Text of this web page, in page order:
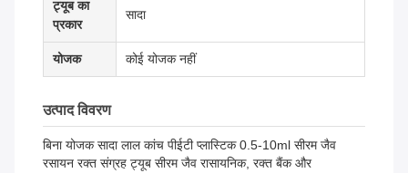
ट्यूब का
प्रकार
सादा
योजक कोई योजक नहीं
उत्पाद विवरण
बिना योजक सादा लाल कांच पीईटी प्लास्टिक 0.5-10ml सीरम जैव
रसायन रक्त संग्रह ट्यूब सीरम जैव रासायनिक, रक्त बैंक और